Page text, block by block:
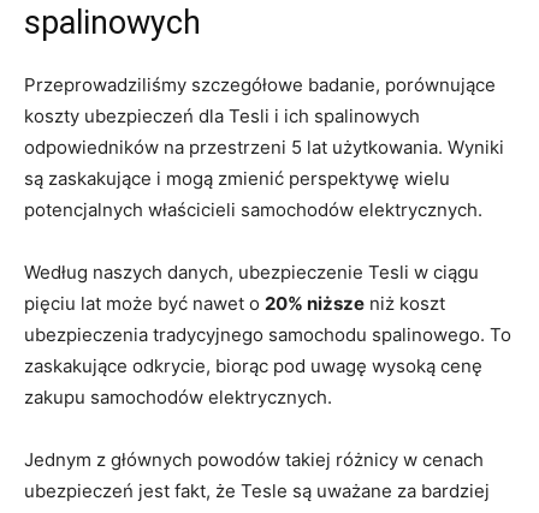
spalinowych
Przeprowadziliśmy szczegółowe badanie, porównujące
‌koszty ubezpieczeń dla Tesli i ich spalinowych
⁤odpowiedników na przestrzeni⁤ 5 lat użytkowania. Wyniki
są zaskakujące i mogą​ zmienić perspektywę wielu
potencjalnych właścicieli samochodów elektrycznych.
Według naszych ‌danych, ubezpieczenie Tesli w ciągu
pięciu lat może być nawet o 20% niższe niż koszt
ubezpieczenia tradycyjnego samochodu spalinowego. To
zaskakujące odkrycie, biorąc pod⁤ uwagę wysoką cenę
zakupu samochodów elektrycznych.
Jednym z głównych​ powodów takiej⁢ różnicy w cenach
ubezpieczeń jest fakt, że Tesle są uważane za bardziej